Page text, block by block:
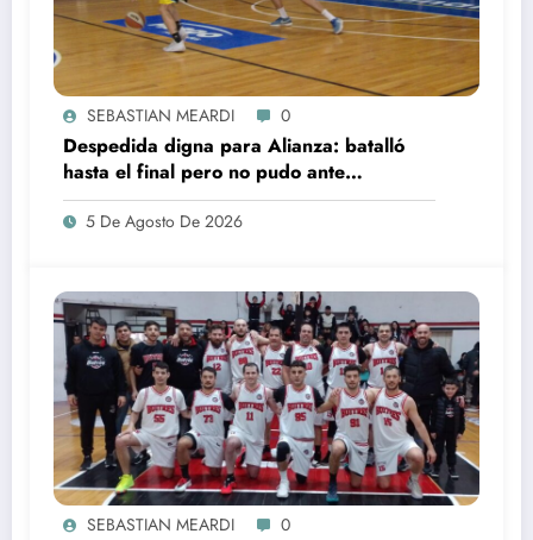
SEBASTIAN MEARDI 0
Despedida digna para Alianza: batalló
hasta el final pero no pudo ante
Argentino, que es semifinalista
5 De Agosto De 2026
SEBASTIAN MEARDI 0